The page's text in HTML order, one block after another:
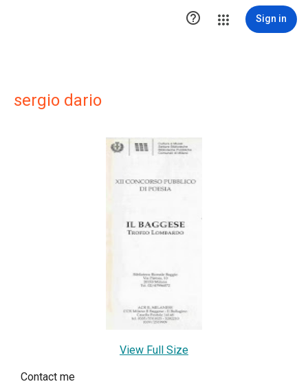
 Sign in
sergio dario
View Full Size
Contact me